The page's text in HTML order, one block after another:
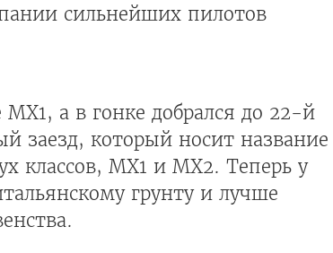
сильнейших пилотов
а в гонке добрался до 22-й
заезд, который носит название
классов, МХ1 и МХ2. Теперь у
грунту и лучше